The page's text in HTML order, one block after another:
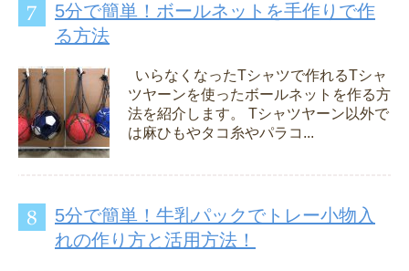
5分で簡単！ボールネットを手作りで作
る方法
いらなくなったTシャツで作れるTシャ
ツヤーンを使ったボールネットを作る方
法を紹介します。 Tシャツヤーン以外で
は麻ひもやタコ糸やパラコ...
5分で簡単！牛乳パックでトレー小物入
れの作り方と活用方法！